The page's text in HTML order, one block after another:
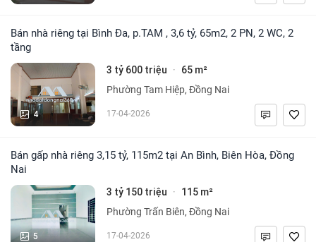
Bán nhà riêng tại Bình Đa, p.TAM , 3,6 tỷ, 65m2, 2 PN, 2 WC, 2
tầng
4
3 tỷ 600 triệu · 65 m²
Phường Tam Hiệp, Đồng Nai
17-04-2026
Bán gấp nhà riêng 3,15 tỷ, 115m2 tại An Bình, Biên Hòa, Đồng
Nai
5
3 tỷ 150 triệu · 115 m²
Phường Trấn Biên, Đồng Nai
17-04-2026